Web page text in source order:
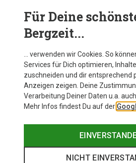
Varianten profitieren von einem
oder Hüftgurt, damit sich das
verteilt und auch längere Strecken
Radtouren angenehm zu
Für Deine
Bergzeit...
… verwenden wir Cookies. So
Services für Dich optimieren,
zuschneiden und dir entsprechend
Anzeigen zeigen. Deine
Verarbeitung Deiner Daten u.a.
Mehr Infos findest Du auf der
NICHT